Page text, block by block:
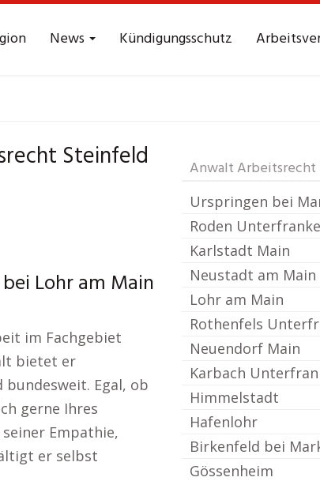
News Kündigungsschutz
bei Lohr am
Steinfeld
Lohr am Main
im Fachgebiet
bietet er
Egal, ob
gerne Ihres
Empathie,
er selbst
Anwalt Arbeitsrecht
Urspringen bei
Roden
Karlstadt Main
Neustadt am Main
Lohr am Main
Rothenfels
Neuendorf Main
Karbach
Himmelstadt
Hafenlohr
Birkenfeld bei
Gössenheim